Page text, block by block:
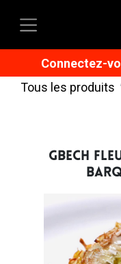
Connectez-
Tous les produits
GBECH